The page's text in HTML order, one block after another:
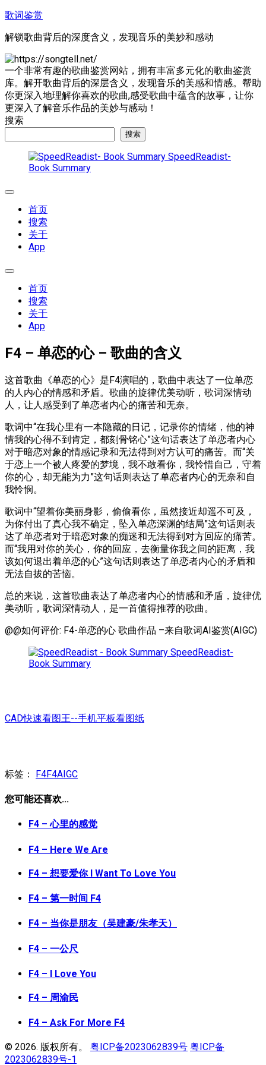
跳
内
容
歌词鉴赏
解锁歌曲背后的深度含义，发现音乐的美妙和感动
一个非常有趣的歌曲鉴赏网站，拥有丰富多元化的歌曲鉴赏
库。解开歌曲背后的深层含义，发现音乐的美感和情感。帮助
你更深入地理解你喜欢的歌曲,感受歌曲中蕴含的故事，让你
更深入了解音乐作品的美妙与感动！
搜索
搜索
SpeedReadist-
Book Summary
展
首页
搜索
关于
App
展
首页
搜索
关于
App
F4 – 单恋的心 – 歌曲的含义
这首歌曲《单恋的心》是F4演唱的，歌曲中表达了一位单恋
的人内心的情感和矛盾。歌曲的旋律优美动听，歌词深情动
人，让人感受到了单恋者内心的痛苦和无奈。
歌词中“在我心里有一本隐藏的日记，记录你的情绪，他的神
情我的心得不到肯定，都刻骨铭心”这句话表达了单恋者内心
对于暗恋对象的情感记录和无法得到对方认可的痛苦。而“关
于恋上一个被人疼爱的梦境，我不敢看你，我怜惜自己，守着
你的心，却无能为力”这句话则表达了单恋者内心的无奈和自
我怜悯。
歌词中“望着你美丽身影，偷偷看你，虽然接近却遥不可及，
为你付出了真心我不确定，坠入单恋深渊的结局”这句话则表
达了单恋者对于暗恋对象的痴迷和无法得到对方回应的痛苦。
而“我用对你的关心，你的回应，去衡量你我之间的距离，我
该如何退出着单恋的心”这句话则表达了单恋者内心的矛盾和
无法自拔的苦恼。
总的来说，这首歌曲表达了单恋者内心的情感和矛盾，旋律优
美动听，歌词深情动人，是一首值得推荐的歌曲。
@@如何评价: F4-单恋的心 歌曲作品 –来自歌词AI鉴赏(AIGC)
SpeedReadist-
Book Summary
CAD快速看图王--手机平板看图纸
标签： F4F4AIGC
您可能还喜欢...
F4 – 心里的感觉
F4 – Here We Are
F4 – 想要爱你 I Want To Love You
F4 – 第一时间 F4
F4 – 当你是朋友（吴建豪/朱孝天）
F4 – 一公尺
F4 – I Love You
F4 – 周渝民
F4 – Ask For More F4
© 2026. 版权所有。 粤ICP备2023062839号 粤ICP备
2023062839号-1